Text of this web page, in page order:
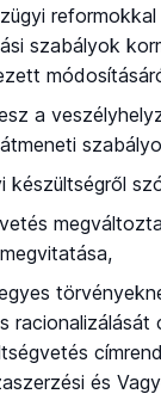
szabályok
a
készültségről
racionalizálását
és